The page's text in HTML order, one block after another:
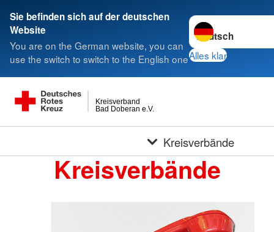
Sie befinden sich auf der deutschen
Website
You are on the German website, you can
use the switch to switch to the English one
Sprache wechseln
Alles klar
Bad Doberan e.V.
Kreisverband
Kreisverbände
Kreisverbände